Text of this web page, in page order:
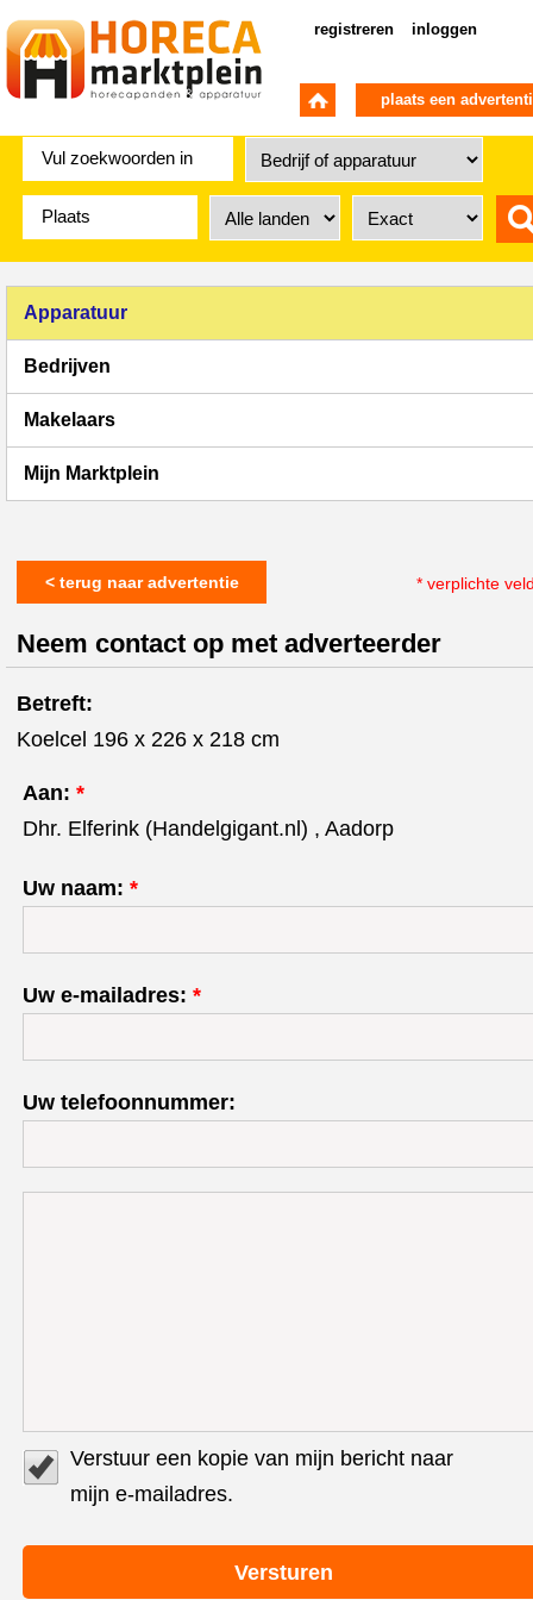
registreren inloggen
plaats een
Apparatuur
Bedrijven
Makelaars
Mijn Marktplein
< terug naar advertentie * verplichte
Neem contact op met adverteerder
Betreft:
Koelcel 196 x 226 x 218 cm
Aan: *
Dhr. Elferink (Handelgigant.nl) , Aadorp
Uw naam: *
Uw e-mailadres: *
Uw telefoonnummer:
Verstuur een kopie van mijn bericht naar
mijn e-mailadres.